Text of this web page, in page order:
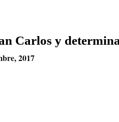
Carlos y
2017